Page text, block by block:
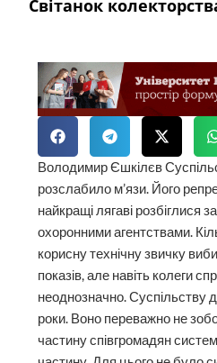
Світанок
Володимир Єшкілєв
розслабило м’язи. Його
найкращі лягаві розбіглися
охоронними агентствами.
корисну технічну звичку
показів, але навіть колеги
неоднозначно. Суспільству
роки. Воно переважно не
частину співгромадян